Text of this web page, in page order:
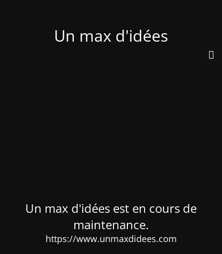
Un max d'idées
Un max d'idées est en cours de
maintenance.
https://www.unmaxdidees.com